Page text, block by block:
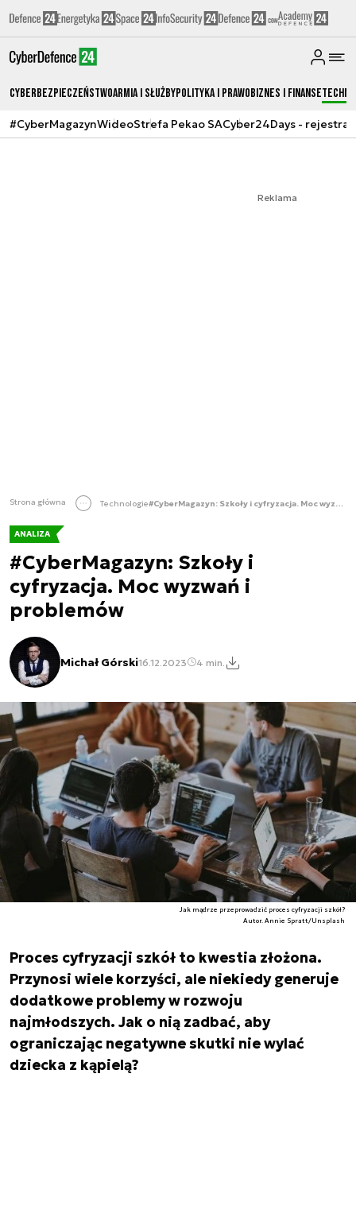
CyberbezpieczeństwoArmia i SłużbyPolityka i prawoBiznes i Finanse
#CyberMagazynWideoStrefa Pekao SACyber24Days -
Reklama
Strona główna Technologie #CyberMagazyn: Szkoły i cyfryzacja. Moc wyzwań i problemów
ANALIZA
#CyberMagazyn: Szkoły i
cyfryzacja. Moc wyzwań i
problemów
Michał Górski16.12.2023 4 min.
Jak mądrze przeprowadzić proces cyfryzacji szkół?
Autor. Annie Spratt/Unsplash
Proces cyfryzacji szkół to kwestia złożona.
Przynosi wiele korzyści, ale niekiedy generuje
dodatkowe problemy w rozwoju
najmłodszych. Jak o nią zadbać, aby
ograniczając negatywne skutki nie wylać
dziecka z kąpielą?